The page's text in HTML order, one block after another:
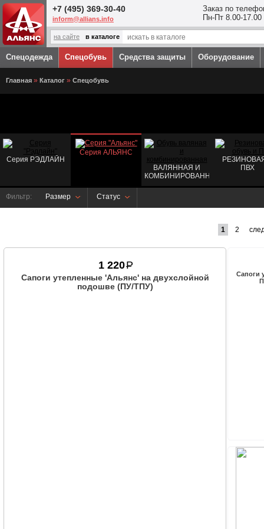
Перейти к основному содержанию
+7 (495) 369-30-40
inform@allians.info
Заказ по
Пн-Пт 8.00-17.00
на сайте в каталоге
Спецодежда Спецобувь Средства защиты Оборудование
Вы здесь
Главная » Каталог » Спецобувь
Серия РЭДЛАЙН
Серия АЛЬЯНС
ВАЛЯННАЯ И
КОМБИНИРОВАННАЯ
ПВХ
Фильтр: Размер Статус
1 2
1 220P
Сапоги утепленные 'Альянс' на двухслойной
подошве (ПУ/ТПУ)
Сапоги